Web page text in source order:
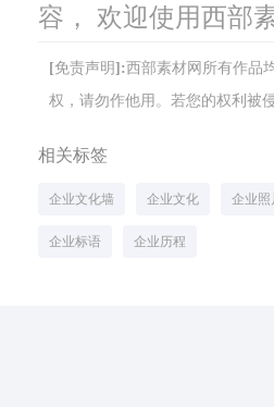
容， 欢迎使用西部
[免责声明]:西部素材网所有作品
权，请勿作他用。若您的权利被
相关标签
企业文化墙 企业文化 企业照
企业标语 企业历程